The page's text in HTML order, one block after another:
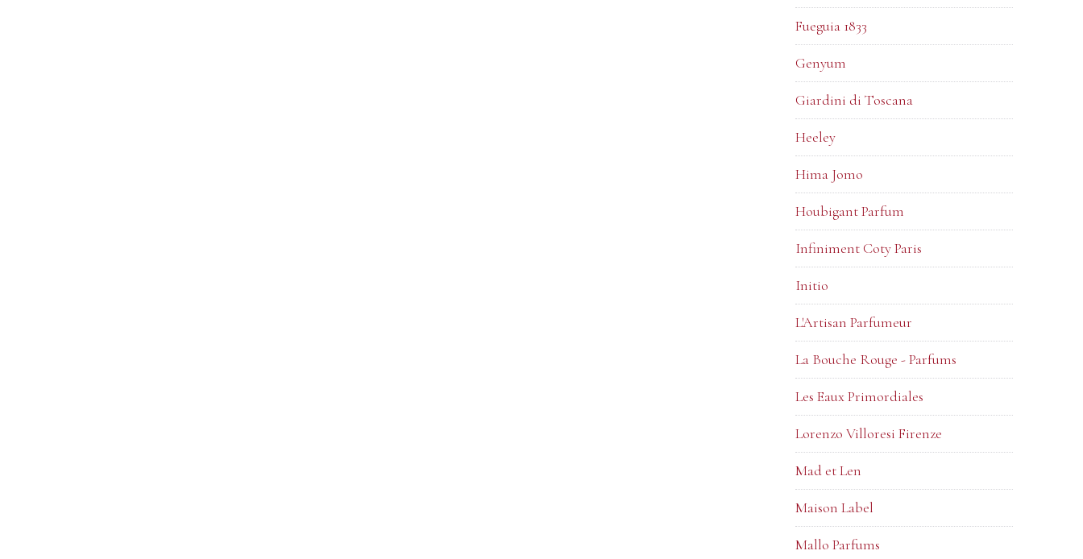
Fueguia 1833
Genyum
Giardini di Toscana
Heeley
Hima Jomo
Houbigant Parfum
Infiniment Coty Paris
Initio
L'Artisan Parfumeur
La Bouche Rouge - Parfums
Les Eaux Primordiales
Lorenzo Villoresi Firenze
Mad et Len
Maison Label
Mallo Parfums